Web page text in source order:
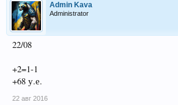
Admin Kava
Administrator
22/08
+2=1-1
+68 у.е.
22 авг 2016